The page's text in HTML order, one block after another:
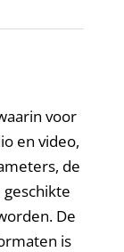
voor
en video,
de
De
is